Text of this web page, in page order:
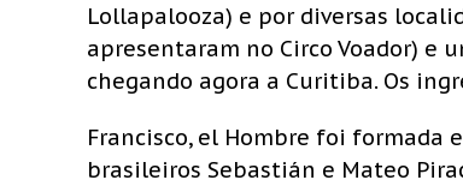
Lollapalooza) e por diversas
apresentaram no Circo Voador) e
chegando agora a Curitiba. Os
Francisco, el Hombre foi formada
brasileiros Sebastián e Mateo